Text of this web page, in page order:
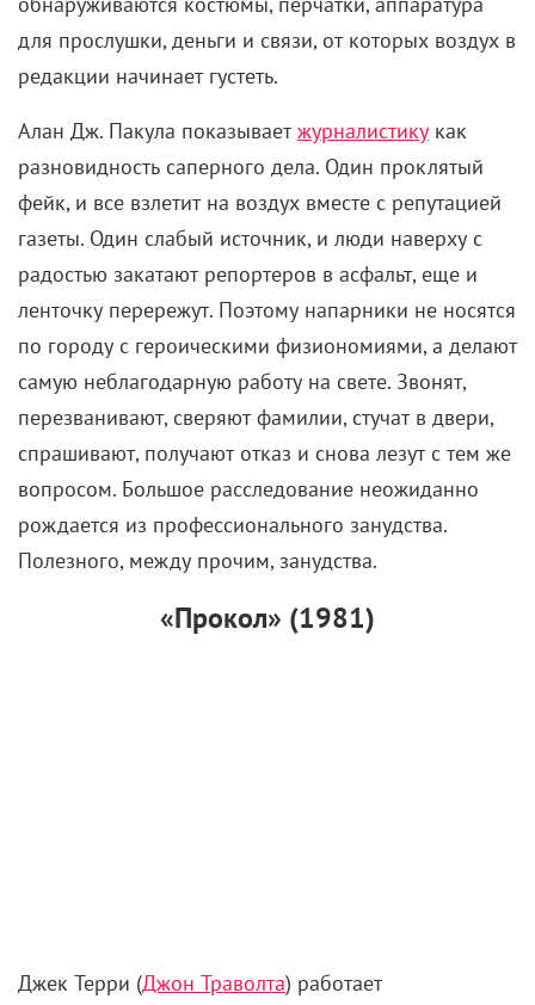
для прослушки, деньги и связи, от которых воздух в
редакции начинает густеть.
Алан Дж. Пакула показываетжурналистику как
разновидность саперного дела. Один проклятый
фейк, и все взлетит на воздух вместе с репутацией
газеты. Один слабый источник, и люди наверху с
радостью закатают репортеров в асфальт, еще и
ленточку перережут. Поэтому напарники не носятся
по городу с героическими физиономиями, а делают
самую неблагодарную работу на свете. Звонят,
перезванивают, сверяют фамилии, стучат в двери,
спрашивают, получают отказ и снова лезут с тем же
вопросом. Большое расследование неожиданно
рождается из профессионального занудства.
Полезного, между прочим, занудства.
«Прокол» (1981)
Джек Терри (Джон Траволта) работает